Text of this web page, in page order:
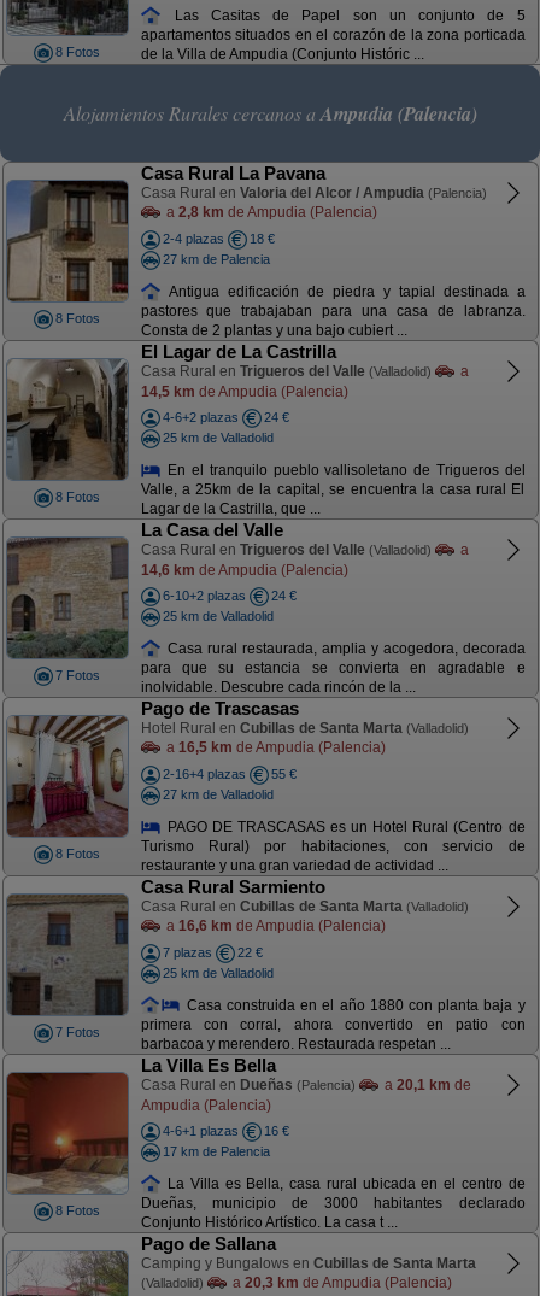
8 Fotos
Las Casitas de Papel son un conjunto de 5
apartamentos situados en el corazón de la zona porticada
de la Villa de Ampudia (Conjunto Históric ...
Alojamientos Rurales cercanos a Ampudia (Palencia)
8 Fotos
Casa Rural La Pavana
Casa Rural en Valoria del Alcor / Ampudia (Palencia)
a 2,8 km de Ampudia (Palencia)
2-4 plazas
18 €
27 km de Palencia
Antigua edificación de piedra y tapial destinada a
pastores que trabajaban para una casa de labranza.
Consta de 2 plantas y una bajo cubiert ...
8 Fotos
El Lagar de La Castrilla
Casa Rural en Trigueros del Valle (Valladolid)
a
14,5 km de Ampudia (Palencia)
4-6+2 plazas
24 €
25 km de Valladolid
En el tranquilo pueblo vallisoletano de Trigueros del
Valle, a 25km de la capital, se encuentra la casa rural El
Lagar de la Castrilla, que ...
7 Fotos
La Casa del Valle
Casa Rural en Trigueros del Valle (Valladolid)
a
14,6 km de Ampudia (Palencia)
6-10+2 plazas
24 €
25 km de Valladolid
Casa rural restaurada, amplia y acogedora, decorada
para que su estancia se convierta en agradable e
inolvidable. Descubre cada rincón de la ...
8 Fotos
Pago de Trascasas
Hotel Rural en Cubillas de Santa Marta (Valladolid)
a 16,5 km de Ampudia (Palencia)
2-16+4 plazas
55 €
27 km de Valladolid
PAGO DE TRASCASAS es un Hotel Rural (Centro de
Turismo Rural) por habitaciones, con servicio de
restaurante y una gran variedad de actividad ...
7 Fotos
Casa Rural Sarmiento
Casa Rural en Cubillas de Santa Marta (Valladolid)
a 16,6 km de Ampudia (Palencia)
7 plazas
22 €
25 km de Valladolid
Casa construida en el año 1880 con planta baja y
primera con corral, ahora convertido en patio con
barbacoa y merendero. Restaurada respetan ...
8 Fotos
La Villa Es Bella
Casa Rural en Dueñas (Palencia) a 20,1 km de
Ampudia (Palencia)
4-6+1 plazas
16 €
17 km de Palencia
La Villa es Bella, casa rural ubicada en el centro de
Dueñas, municipio de 3000 habitantes declarado
Conjunto Histórico Artístico. La casa t ...
Pago de Sallana
Camping y Bungalows en Cubillas de Santa Marta
(Valladolid) a 20,3 km de Ampudia (Palencia)